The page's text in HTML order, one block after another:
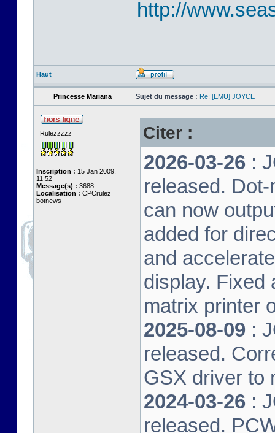
http://
Haut
Princesse Mariana Sujet du message : Re: [EMU] JOYCE
Rulezzzzz
Inscription : 15 Jan 2009,
11:52
Message(s) : 3688
Localisation : CPCrulez
botnews
Citer :
2026-03-26 :
released.
can now
added for
and
display. Fixed
matrix printer
2025-08-09 :
released.
GSX driver to
2024-03-26 :
released.